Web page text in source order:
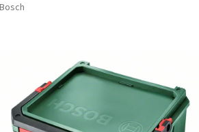
Bosch